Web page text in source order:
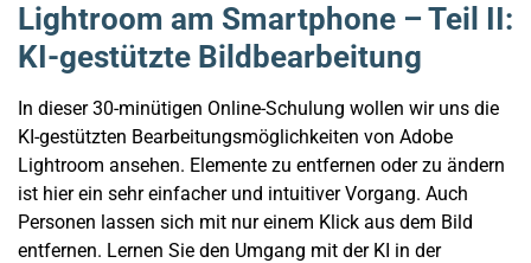
Lightroom am Smartphone – Teil II:
KI-gestützte Bildbearbeitung
In dieser 30-minütigen Online-Schulung wollen wir uns die
KI-gestützten Bearbeitungsmöglichkeiten von Adobe
Lightroom ansehen. Elemente zu entfernen oder zu ändern
ist hier ein sehr einfacher und intuitiver Vorgang. Auch
Personen lassen sich mit nur einem Klick aus dem Bild
entfernen. Lernen Sie den Umgang mit der KI in der